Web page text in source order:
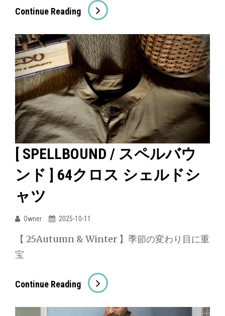
リ
シ
ャ
ツ
ジ
ャ
ケ
ッ
ト
(used)
Continue Reading[SPELLBOUND
ス
ペ
ル
バ
ウ
ン
ド]
8oz
綿
麻
ム
リ
シ
[ SPELLBOUND / スペルバウ
ンド ] 64クロス シェルドシ
ャツ
Owner 2025-10-11
【 25Autumn & Winter 】季節の変わり目に重
宝
Continue Reading
SPELLBOUND
/